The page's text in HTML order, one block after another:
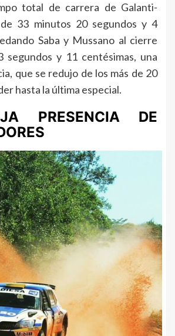
total de carrera de Galanti-
33 minutos 20 segundos y 4
Saba y Mussano al cierre
segundos y 11 centésimas, una
que se redujo de los más de 20
hasta la última especial.
PRESENCIA DE